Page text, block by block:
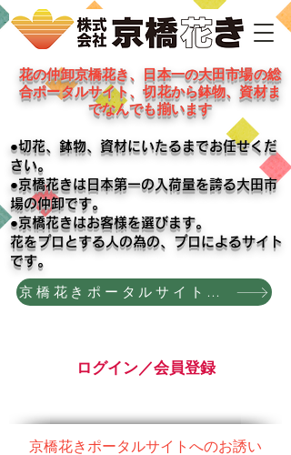
花の仲卸京橋花き、日本一の大田市場の総
合ポータルサイト、切花から鉢物、資材ま
でなんでも揃います
●切花、鉢物、資材にいたるまでお任せくだ
さい。
●京橋花きは日本第一の入荷量を誇る大田市
場の仲卸です。
●京橋花きはお客様を選びます。
​花をプロとする人の為の、プロによるサイト
です。
京橋花きポータルサイトへのお誘い
ログイン／会員登録
京橋花きポータルサイトへのお誘い